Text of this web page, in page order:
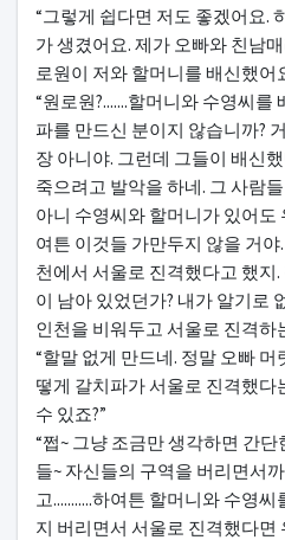
“그렇게 쉽다면 저도 좋겠어요.
가 생겼어요. 제가 오빠와 친남
로원이 저와 할머니를 배신했어
“원로원?.......할머니와 수영씨를
파를 만드신 분이지 않습니까?
장 아니야. 그런데 그들이 배신
죽으려고 발악을 하네. 그 사람
아니 수영씨와 할머니가 있어도
여튼 이것들 가만두지 않을 거야
천에서 서울로 진격했다고 했지
이 남아 있었던가? 내가 알기로
인천을 비워두고 서울로 진격하
“할말 없게 만드네. 정말 오빠
떻게 갈치파가 서울로 진격했다
수 있죠?”
“쩝~ 그냥 조금만 생각하면 간
들~ 자신들의 구역을 버리면서
고...........하여튼 할머니와 수영
지 버리면서 서울로 진격했다면